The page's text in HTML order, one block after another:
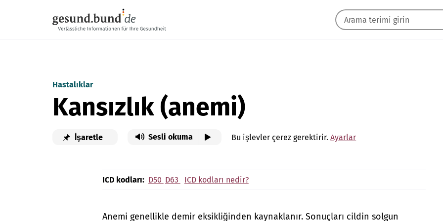
Hastalıklar
Kansızlık (anemi)
İşaretle Sesli okuma Bu işlevler çerez gerektirir.Ayarlar
ICD kodları: D50 D63 ICD kodları nedir?
Anemi genellikle demir eksikliğinden kaynaklanır. Sonuçları cildin solgun